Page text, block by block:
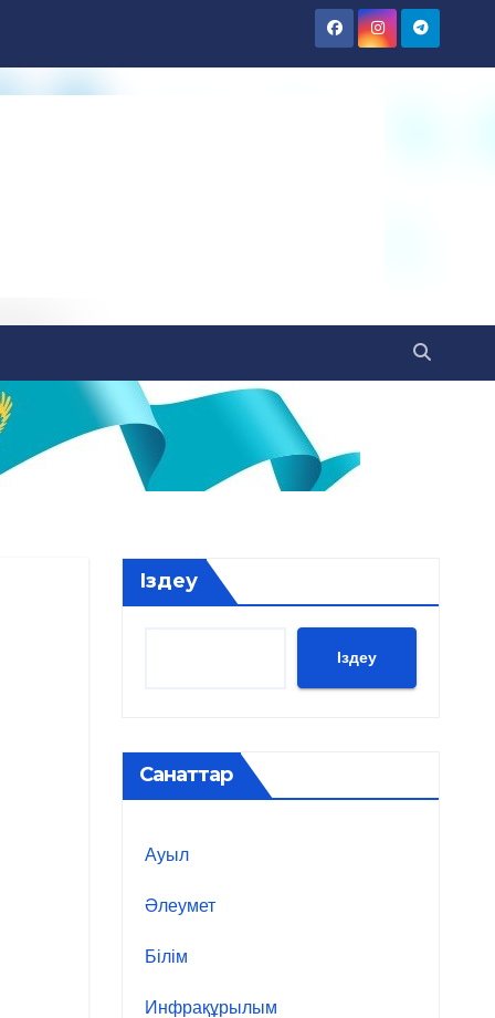
Іздеу
Іздеу
Санаттар
Ауыл
Әлеумет
Білім
Инфрақұрылым